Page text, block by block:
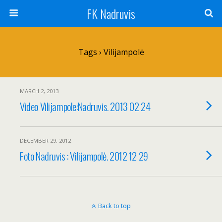
FK Nadruvis
Tags › Vilijampolė
MARCH 2, 2013
Video Vilijampole:Nadruvis. 2013 02 24
DECEMBER 29, 2012
Foto Nadruvis : Vilijampolė. 2012 12 29
Back to top